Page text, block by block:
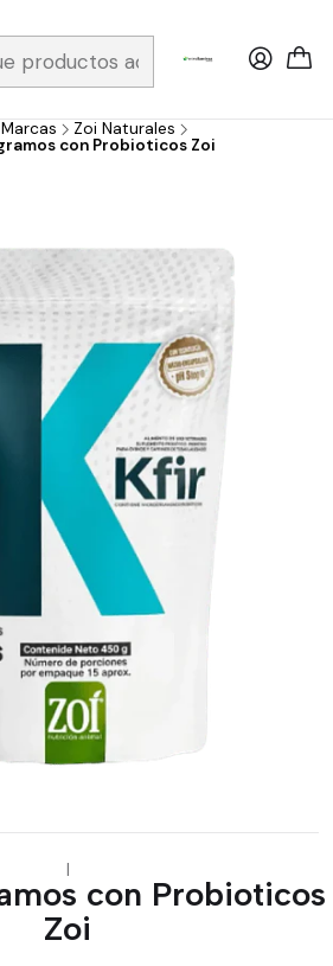
6019251796 / Envios a todo el país y
Marcas
Zoi Naturales
con Probioticos Zoi
|
con Probioticos
Zoi